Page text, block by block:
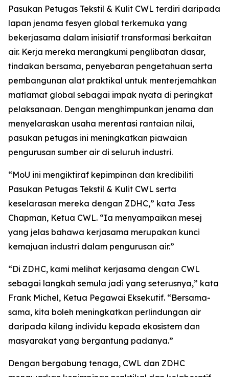
Pasukan Petugas Tekstil & Kulit CWL terdiri daripada
lapan jenama fesyen global terkemuka yang
bekerjasama dalam inisiatif transformasi berkaitan
air. Kerja mereka merangkumi penglibatan dasar,
tindakan bersama, penyebaran pengetahuan serta
pembangunan alat praktikal untuk menterjemahkan
matlamat global sebagai impak nyata di peringkat
pelaksanaan. Dengan menghimpunkan jenama dan
menyelaraskan usaha merentasi rantaian nilai,
pasukan petugas ini meningkatkan piawaian
pengurusan sumber air di seluruh industri.
“MoU ini mengiktiraf kepimpinan dan kredibiliti
Pasukan Petugas Tekstil & Kulit CWL serta
keselarasan mereka dengan ZDHC,” kata Jess
Chapman, Ketua CWL. “Ia menyampaikan mesej
yang jelas bahawa kerjasama merupakan kunci
kemajuan industri dalam pengurusan air.”
“Di ZDHC, kami melihat kerjasama dengan CWL
sebagai langkah semula jadi yang seterusnya,” kata
Frank Michel, Ketua Pegawai Eksekutif. “Bersama-
sama, kita boleh meningkatkan perlindungan air
daripada kilang individu kepada ekosistem dan
masyarakat yang bergantung padanya.”
Dengan bergabung tenaga, CWL dan ZDHC